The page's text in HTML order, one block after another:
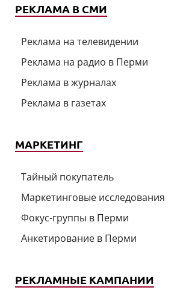
РЕКЛАМА В СМИ
Реклама на телевидении
Реклама на радио в Перми
Реклама в журналах
Реклама в газетах
МАРКЕТИНГ
Тайный покупатель
Маркетинговые исследования
Фокус-группы в Перми
Анкетирование в Перми
РЕКЛАМНЫЕ КАМПАНИИ